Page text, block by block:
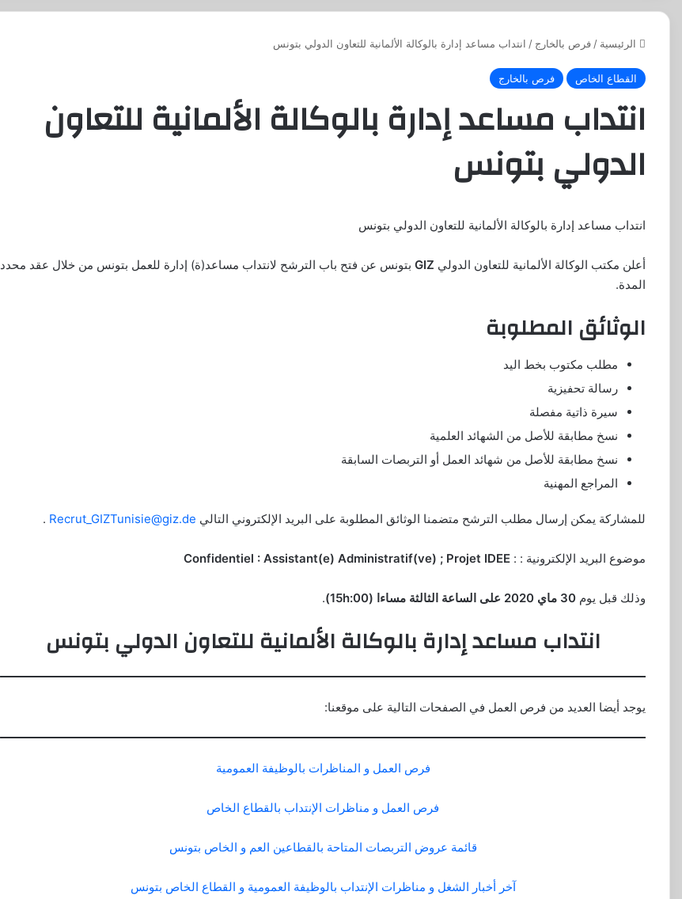
الرئيسية / فرص بالخارج / انتداب مساعد إدارة بالوكالة الألمانية للتعاون الدولي بتونس
القطاع الخاص فرص بالخارج
انتداب مساعد إدارة بالوكالة الألمانية للتعاون
الدولي بتونس
انتداب مساعد إدارة بالوكالة الألمانية للتعاون الدولي بتونس
أعلن مكتب الوكالة الألمانية للتعاون الدولي GIZ بتونس عن فتح باب الترشح لانتداب مساعد(ة) إدارة للعمل بتونس من خلال عقد محدد
المدة.
الوثائق المطلوبة
مطلب مكتوب بخط اليد
رسالة تحفيزية
سيرة ذاتية مفصلة
نسخ مطابقة للأصل من الشهائد العلمية
نسخ مطابقة للأصل من شهائد العمل أو التربصات السابقة
المراجع المهنية
للمشاركة يمكن إرسال مطلب الترشح متضمنا الوثائق المطلوبة على البريد الإلكتروني التالي Recrut_GIZTunisie@giz.de
.
موضوع البريد الإلكترونية : :
وذلك قبل يوم 30 ماي 2020 على الساعة الثالثة مساءا (15h:00) .
انتداب مساعد إدارة بالوكالة الألمانية للتعاون الدولي بتونس
يوجد أيضا العديد من فرص العمل في الصفحات التالية على موقعنا:
فرص العمل و المناظرات بالوظيفة العمومية
فرص العمل و مناظرات الإنتداب بالقطاع الخاص
قائمة عروض التربصات المتاحة بالقطاعين العم و الخاص بتونس
آخر أخبار الشغل و مناظرات الإنتداب بالوظيفة العمومية و القطاع الخاص بتونس